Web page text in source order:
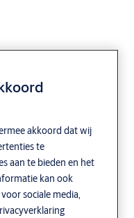
akkoord dat wij
te
aan te bieden en het
kan ook
sociale media,